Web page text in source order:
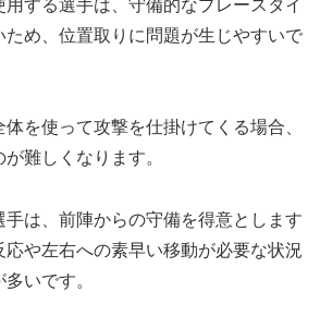
する選手は、守備的なプレースタイ
ため、位置取りに問題が生じやすいで
を使って攻撃を仕掛けてくる場合、
難しくなります。
は、前陣からの守備を得意とします
応や左右への素早い移動が必要な状況
いです。